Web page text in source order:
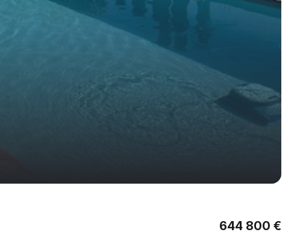
644 800 €